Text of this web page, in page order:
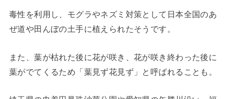
毒性を利用し、モグラやネズミ対策として日本全国のあ
ぜ道や田んぼの土手に植えられたそうです。
また、葉が枯れた後に花が咲き、花が咲き終わった後に
葉がでてくるため「葉見ず花見ず」と呼ばれることも。